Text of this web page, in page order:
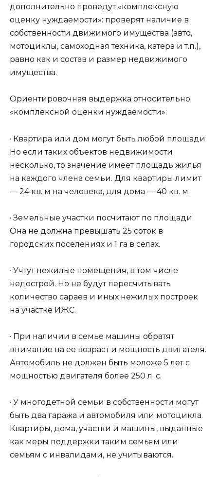
дополнительно проведут «комплексную
оценку нуждаемости»: проверят наличие в
собственности движимого имущества (авто,
мотоциклы, самоходная техника, катера и т.п.),
равно как и состав и размер недвижимого
имущества.
Ориентировочная выдержка относительно
«комплексной оценки нуждаемости»:
· Квартира или дом могут быть любой площади.
Но если таких объектов недвижимости
несколько, то значение имеет площадь жилья
на каждого члена семьи. Для квартиры лимит
— 24 кв. м на человека, для дома — 40 кв. м.
· Земельные участки посчитают по площади.
Она не должна превышать 25 соток в
городских поселениях и 1 га в селах.
· Учтут нежилые помещения, в том числе
недострой. Но не будут пересчитывать
количество сараев и иных нежилых построек
на участке ИЖС.
· При наличии в семье машины обратят
внимание на ее возраст и мощность двигателя.
Автомобиль не должен быть моложе 5 лет с
мощностью двигателя более 250 л. с.
· У многодетной семьи в собственности могут
быть два гаража и автомобиля или мотоцикла.
Квартиры, дома, участки и машины, выданные
как меры поддержки таким семьям или
семьям с инвалидами, не учитываются.